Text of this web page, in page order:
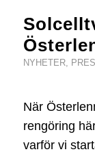
NYHETER,
När
rengöring
varför vi